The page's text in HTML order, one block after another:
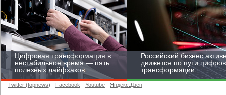
Цифровая трансформация в
нестабильное время — пять
полезных лайфхаков
Российский бизнес
движется по пути
трансформации
Twitter (topnews) Facebook Youtube Яндекс.Дзен